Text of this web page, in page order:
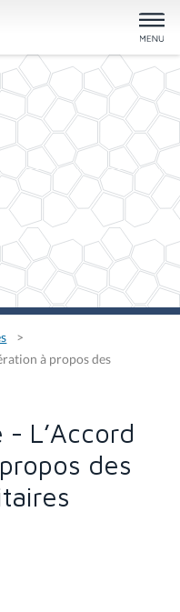
à propos des
- L’Accord
des